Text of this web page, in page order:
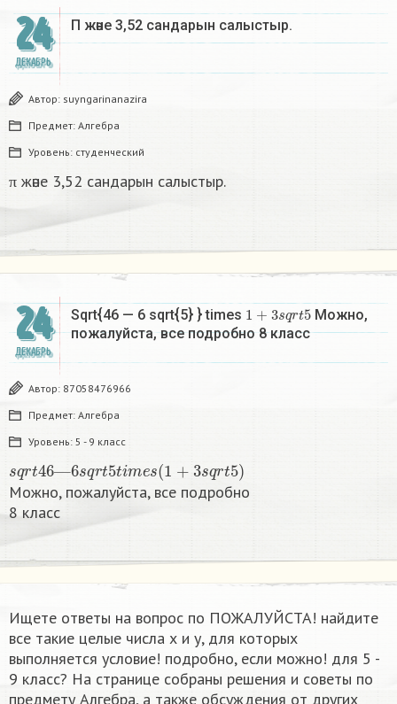
24
ДЕКАБРЬ
Π және 3,52 сандарын салыстыр. ​
Автор: suyngarinanazira
Предмет: Алгебра
Уровень: студенческий
π және 3,52 сандарын салыстыр.
24
ДЕКАБРЬ
Sqrt{46 — 6 sqrt{5} } times 1+3sqrt5
Можно,
пожалуйста, все подробно 8 класс​
Автор: 87058476966
Предмет: Алгебра
Уровень: 5 - 9 класс
t 46 6 t5t im 1+ q )
Можно, пожалуйста, все подробно
8 класс​
Ищете ответы на вопрос по ПОЖАЛУЙСТА! найдите
все такие целые числа х и у, для которых
выполняется условие! подробно, если можно! для 5 -
9 класс? На странице собраны решения и советы по
предмету Алгебра, а также обсуждения от других